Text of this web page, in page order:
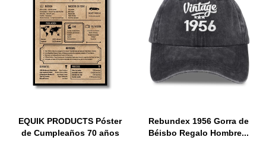
EQUIK PRODUCTS Póster
de Cumpleaños 70 años
Rebundex 1956 Gorra de
Béisbo Regalo Hombre...